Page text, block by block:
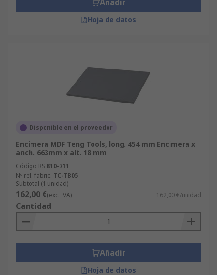
Añadir
Hoja de datos
Disponible en el proveedor
Encimera MDF Teng Tools, long. 454 mm Encimera x
anch. 663mm x alt. 18 mm
Código RS 810-711
Nº ref. fabric. TC-TB05
Subtotal (1 unidad)
162,00 €(exc. IVA) 162,00 €/unidad
Cantidad
Añadir
Hoja de datos